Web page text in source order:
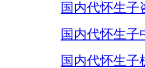
国内代怀生子
国内代怀生子
国内代怀生子